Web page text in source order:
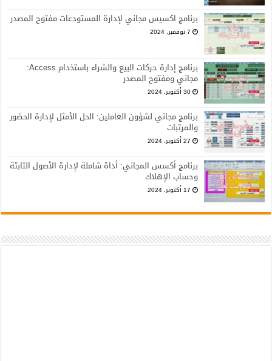
برنامج اكسيس مجاني لإدارة المستودعات مفتوح المصدر
7 نوفمبر، 2024
برنامج إدارة حركات البيع والشراء باستخدام Access:
مجاني ومفتوح المصدر
30 أكتوبر، 2024
برنامج مجاني لشؤون العاملين: الحل الأمثل لإدارة الحضور
والمرتبات
27 أكتوبر، 2024
برنامج أكسس المجاني: أداة شاملة لإدارة الأصول الثابتة
وحساب الإهلاك
17 أكتوبر، 2024